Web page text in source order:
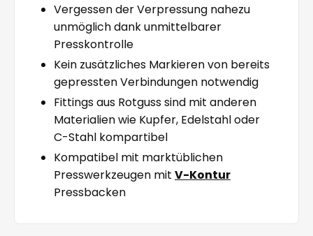
Vergessen der Verpressung nahezu
unmöglich dank unmittelbarer
Presskontrolle
Kein zusätzliches Markieren von bereits
gepressten Verbindungen notwendig
Fittings aus Rotguss sind mit anderen
Materialien wie Kupfer, Edelstahl oder
C-Stahl kompartibel
Kompatibel mit marktüblichen
Presswerkzeugen mit V-Kontur
Pressbacken